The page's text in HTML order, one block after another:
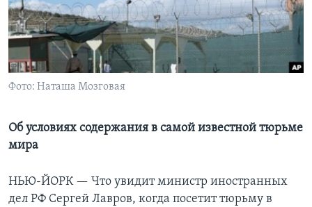
Learning English
СОЦИАЛЬНЫЕ СЕТИ
Языки
Фото: Наташа Мозговая
Об условиях содержания в самой известной тюрьме
мира
НЬЮ-ЙОРК — Что увидит министр иностранных
дел РФ Сергей Лавров, когда посетит тюрьму в